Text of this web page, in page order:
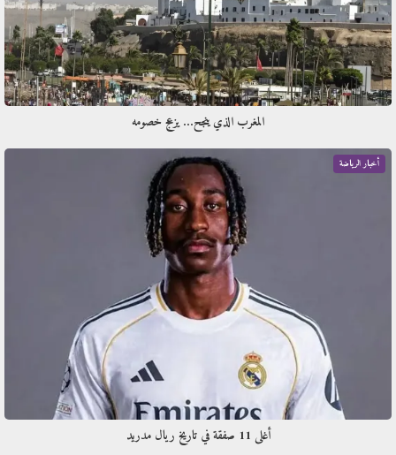
المغرب الذي ينجح… يزعج خصومه
أخبار الرياضة
أغلى 11 صفقة في تاريخ ريال مدريد